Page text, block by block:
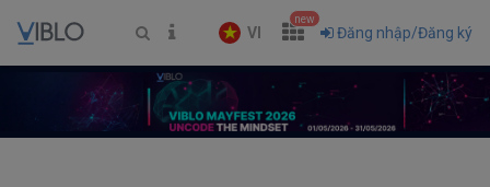
VI
new
Đăng nhập/Đăng ký